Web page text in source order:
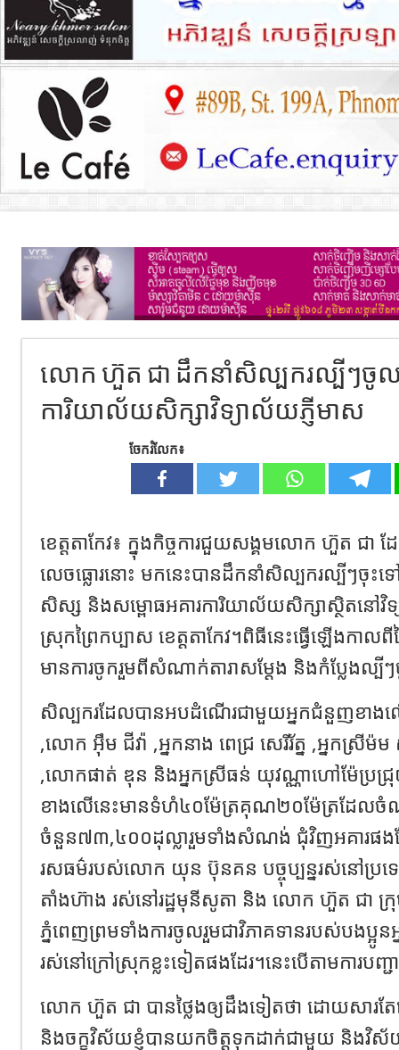
លោក ហ៊ួត ជា ដឹកនាំសិល្បករល្បីៗចូល
ការិយាល័យសិក្សាវិទ្យាល័យភ្ញីមាស
ចែករំលែក៖
ខេត្តតាកែវ៖ ក្នុងកិច្ចការជួយសង្គមលោក ហ៊ួត ជា
លេចធ្លោរនោះ មកនេះបានដឹកនាំសិល្បករល្បីៗចុះទ
សិស្ស និងសម្ពោធអគារការិយាល័យសិក្សាស្ថិតនៅវិទ្
ស្រុកព្រៃកប្បាស ខេត្តតាកែវ។ពិធីនេះធ្វើឡើងកាលពី
មានការចូករួមពីសំណាក់តារាសម្តែង និងកំប្លែងល្បី
សិល្បករដែលបានអបដំណើរជាមួយអ្នកជំនួញខាង
,លោក អ៊ឹម ជីវ៉ា ,អ្នកនាង ពេជ្រ សេរីរ័ត្ន ,អ្នកស្រី
,លោកផាត់ ឌុន និងអ្នកស្រីធន់ យុវណ្ណាហៅម៉ែប្រជ្
ខាងលើនេះមានទំហំ៤០ម៉ែត្រគុណ២០ម៉ែត្រដែល
ចំនួន៧៣,៤០០ដុល្លារួមទាំងសំណង់ ជុំវិញអគារផង
រសធម៌របស់លោក យុន ប៊ុនគន បច្ចុប្បន្នរស់នៅប្រ
តាំងហ៊ាង រស់នៅរដ្ឋមុនីសូតា និង លោក ហ៊ួត ជ
ភ្នំពេញព្រមទាំងការចូលរួមជាវិភាគទានរបស់បងប្អូន
រស់នៅក្រៅស្រុកខ្លះទៀតផងដែរ។នេះបើតាមការ
លោក ហ៊ួត ជា បានថ្លៃងឲ្យដឹងទៀតថា ដោយសារត
និងចក្ខុវិស័យខ្ញុំបានយកចិត្តទុកដាក់ជាមួយ និងវិស័